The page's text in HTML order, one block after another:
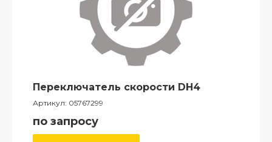
Переключатель скорости DH4
Артикул: 05767299
по запросу